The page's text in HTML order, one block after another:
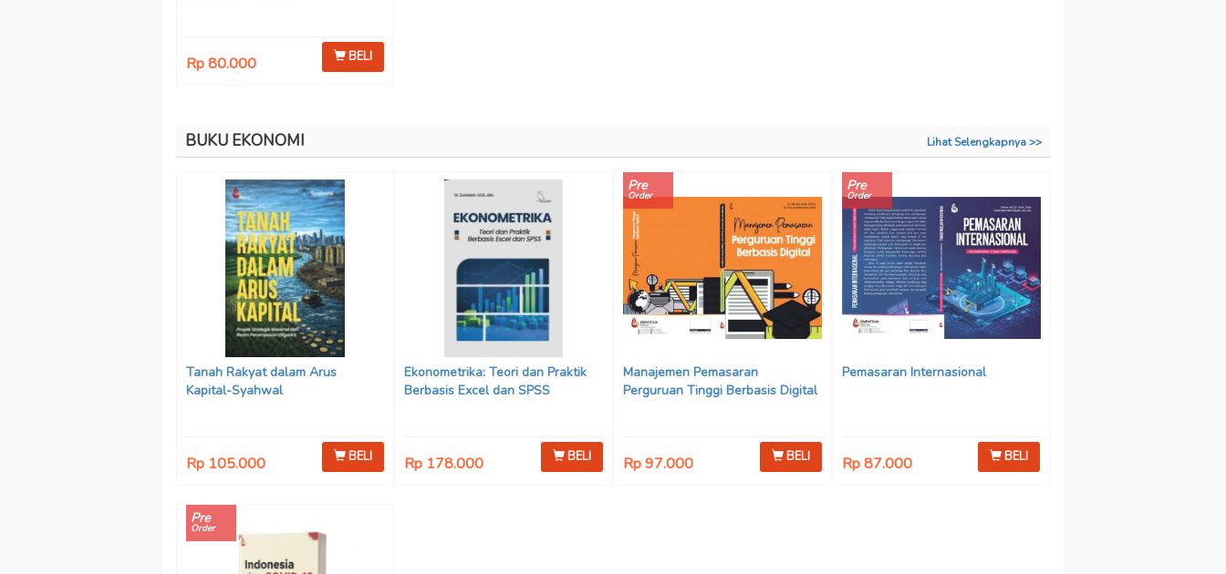
Rp 80.000 BELI
BUKU EKONOMI Lihat Selengkapnya >>
Tanah Rakyat dalam Arus
Kapital-Syahwal
Rp 105.000 BELI
Ekonometrika: Teori dan Praktik
Berbasis Excel dan SPSS
Rp 178.000 BELI
Pre
Order
Manajemen Pemasaran
Perguruan Tinggi Berbasis Digital
Rp 97.000 BELI
Pre
Order
Pemasaran Internasional
Rp 87.000 BELI
Pre
Order